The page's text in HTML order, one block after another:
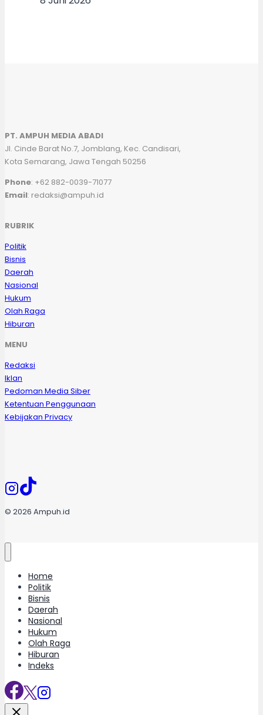
PT. AMPUH MEDIA ABADI
Jl. Cinde Barat No.7, Jomblang, Kec. Candisari,
Kota Semarang, Jawa Tengah 50256
Phone: +62 882-0039-71077
Email: redaksi@ampuh.id
RUBRIK
Politik
Bisnis
Daerah
Nasional
Hukum
Olah Raga
Hiburan
MENU
Redaksi
Iklan
Pedoman Media Siber
Ketentuan Penggunaan
Kebijakan Privacy
© 2026 Ampuh.id
Home
Politik
Bisnis
Daerah
Nasional
Hukum
Olah Raga
Hiburan
Indeks